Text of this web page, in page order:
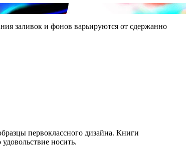
заливок и фонов варьируются от сдержанно
первоклассного дизайна. Книги
носить.